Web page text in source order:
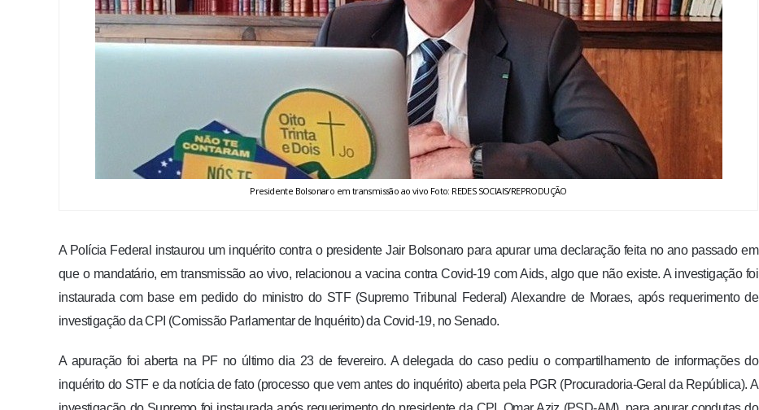
Presidente Bolsonaro em transmissão ao vivo Foto: REDES SOCIAIS/REPRODUÇÃO
A Polícia Federal instaurou um inquérito contra o presidente Jair Bolsonaro para apurar uma declaração feita no ano passado em
que o mandatário, em transmissão ao vivo, relacionou a vacina contra Covid-19 com Aids, algo que não existe. A investigação foi
instaurada com base em pedido do ministro do STF (Supremo Tribunal Federal) Alexandre de Moraes, após requerimento de
investigação da CPI (Comissão Parlamentar de Inquérito) da Covid-19, no Senado.
A apuração foi aberta na PF no último dia 23 de fevereiro. A delegada do caso pediu o compartilhamento de informações do
inquérito do STF e da notícia de fato (processo que vem antes do inquérito) aberta pela PGR (Procuradoria-Geral da República). A